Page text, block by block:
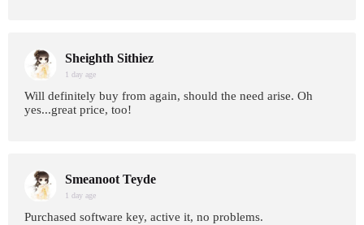
Sheighth Sithiez
1 day age
Will definitely buy from again, should the need arise. Oh
yes...great price, too!
Smeanoot Teyde
1 day age
Purchased software key, active it, no problems.